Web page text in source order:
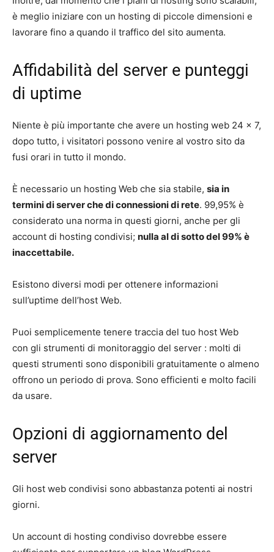
è meglio iniziare con un hosting di piccole dimensioni e
lavorare fino a quando il traffico del sito aumenta.
Affidabilità del server e punteggi
di uptime
Niente è più importante che avere un hosting web 24 × 7,
dopo tutto, i visitatori possono venire al vostro sito da
fusi orari in tutto il mondo.
È necessario un hosting Web che sia stabile, sia in
termini di server che di connessioni di rete. 99,95% è
considerato una norma in questi giorni, anche per gli
account di hosting condivisi; nulla al di sotto del 99% è
inaccettabile.
Esistono diversi modi per ottenere informazioni
sull’uptime dell’host Web.
Puoi semplicemente tenere traccia del tuo host Web
con gli strumenti di monitoraggio del server : molti di
questi strumenti sono disponibili gratuitamente o almeno
offrono un periodo di prova. Sono efficienti e molto facili
da usare.
Opzioni di aggiornamento del
server
Gli host web condivisi sono abbastanza potenti ai nostri
giorni.
Un account di hosting condiviso dovrebbe essere